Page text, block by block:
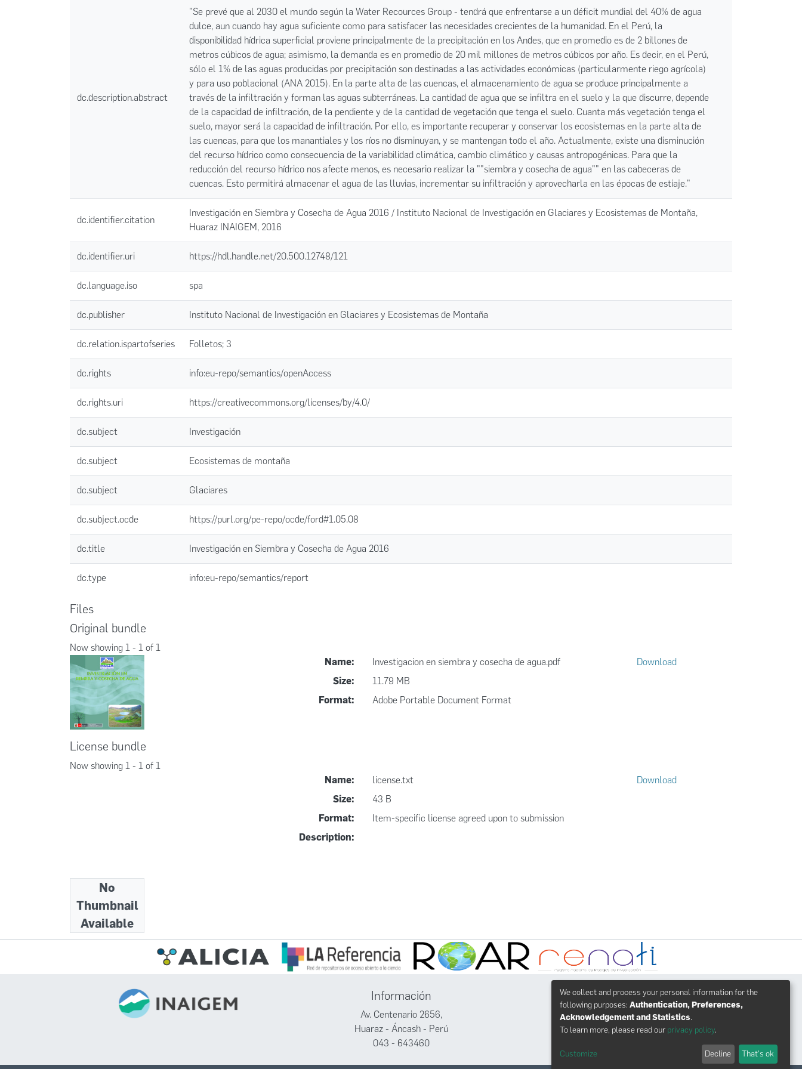
dc.description.abstract
"Se prevé que al 2030 el mundo según la Water Recources Group - tendrá que enfrentarse a un déficit mundial del 40% de agua
dulce, aun cuando hay agua suficiente como para satisfacer las necesidades crecientes de la humanidad. En el Perú, la
disponibilidad hídrica superficial proviene principalmente de la precipitación en los Andes, que en promedio es de 2 billones de
metros cúbicos de agua; asimismo, la demanda es en promedio de 20 mil millones de metros cúbicos por año. Es decir, en el Perú,
sólo el 1% de las aguas producidas por precipitación son destinadas a las actividades económicas (particularmente riego agrícola)
y para uso poblacional (ANA 2015). En la parte alta de las cuencas, el almacenamiento de agua se produce principalmente a
través de la infiltración y forman las aguas subterráneas. La cantidad de agua que se infiltra en el suelo y la que discurre, depende
de la capacidad de infiltración, de la pendiente y de la cantidad de vegetación que tenga el suelo. Cuanta más vegetación tenga el
suelo, mayor será la capacidad de infiltración. Por ello, es importante recuperar y conservar los ecosistemas en la parte alta de
las cuencas, para que los manantiales y los ríos no disminuyan, y se mantengan todo el año. Actualmente, existe una disminución
del recurso hídrico como consecuencia de la variabilidad climática, cambio climático y causas antropogénicas. Para que la
reducción del recurso hídrico nos afecte menos, es necesario realizar la ""siembra y cosecha de agua"" en las cabeceras de
cuencas. Esto permitirá almacenar el agua de las lluvias, incrementar su infiltración y aprovecharla en las épocas de estiaje."
dc.identifier.citation
Investigación en Siembra y Cosecha de Agua 2016 / Instituto Nacional de Investigación en Glaciares y Ecosistemas de Montaña,
Huaraz INAIGEM, 2016
dc.identifier.uri https://hdl.handle.net/20.500.12748/121
dc.language.iso spa
dc.publisher Instituto Nacional de Investigación en Glaciares y Ecosistemas de Montaña
dc.relation.ispartofseries Folletos; 3
dc.rights info:eu-repo/semantics/openAccess
dc.rights.uri https://creativecommons.org/licenses/by/4.0/
dc.subject Investigación
dc.subject Ecosistemas de montaña
dc.subject Glaciares
dc.subject.ocde https://purl.org/pe-repo/ocde/ford#1.05.08
dc.title Investigación en Siembra y Cosecha de Agua 2016
dc.type info:eu-repo/semantics/report
Files
Original bundle
Now showing 1 - 1 of 1
Name:
Investigacion en siembra y cosecha de agua.pdf
Size:
11.79 MB
Format:
Adobe Portable Document Format
Download
License bundle
Now showing 1 - 1 of 1
No
Thumbnail
Available
Name:
license.txt
Size:
43 B
Format:
Item-specific license agreed upon to submission
Description:
Download
Collections
Folletos
Información
Av. Centenario 2656,
Huaraz - Áncash - Perú
043 - 643460
FAQs
Facebook
Twitter
We collect and process your personal information for the
following purposes: Authentication, Preferences,
Acknowledgement and Statistics.
To learn more, please read our privacy policy.
Customize Decline That's ok